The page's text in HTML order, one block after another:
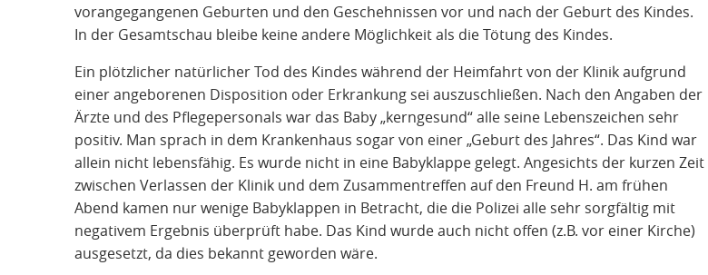
vorangegangenen Geburten und den Geschehnissen vor und nach der Geburt des Kindes.
In der Gesamtschau bleibe keine andere Möglichkeit als die Tötung des Kindes.
Ein plötzlicher natürlicher Tod des Kindes während der Heimfahrt von der Klinik aufgrund
einer angeborenen Disposition oder Erkrankung sei auszuschließen. Nach den Angaben der
Ärzte und des Pflegepersonals war das Baby „kerngesund“ alle seine Lebenszeichen sehr
positiv. Man sprach in dem Krankenhaus sogar von einer „Geburt des Jahres“. Das Kind war
allein nicht lebensfähig. Es wurde nicht in eine Babyklappe gelegt. Angesichts der kurzen Zeit
zwischen Verlassen der Klinik und dem Zusammentreffen auf den Freund H. am frühen
Abend kamen nur wenige Babyklappen in Betracht, die die Polizei alle sehr sorgfältig mit
negativem Ergebnis überprüft habe. Das Kind wurde auch nicht offen (z.B. vor einer Kirche)
ausgesetzt, da dies bekannt geworden wäre.